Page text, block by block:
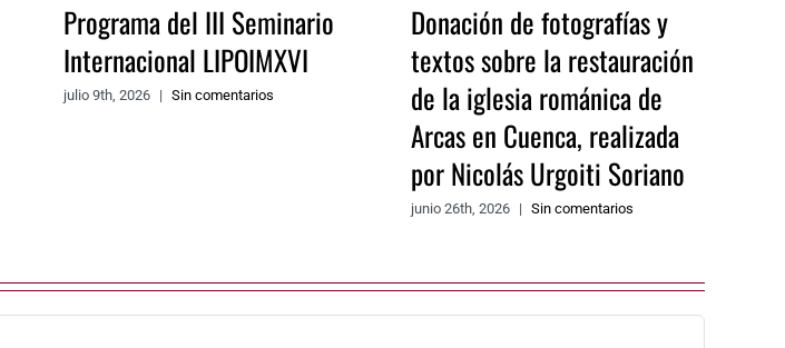
Programa del III Seminario
Internacional LIPOIMXVI
julio 9th, 2026 | Sin comentarios
Donación de fotografías y
textos sobre la restauración
de la iglesia románica de
Arcas en Cuenca, realizada
por Nicolás Urgoiti Soriano
junio 26th, 2026 | Sin comentarios